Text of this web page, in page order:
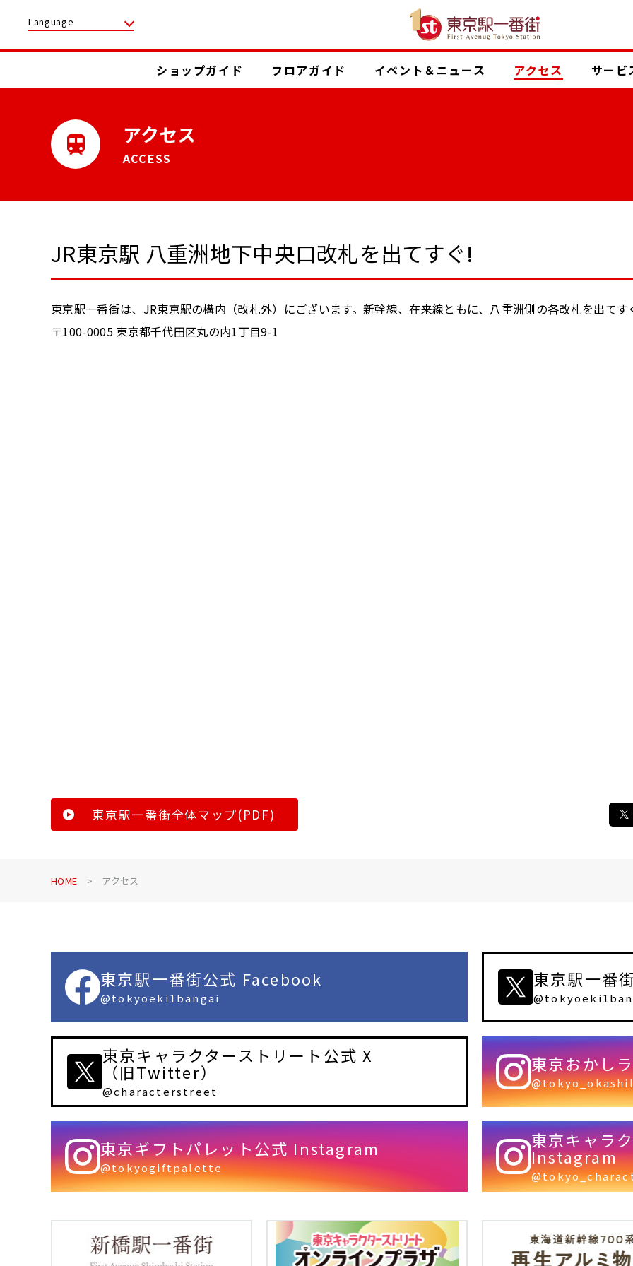
Language
ショップガイド フロアガイド イベント ＆ニュース アクセス サービ
アクセス
ACCESS
JR東京駅 八重洲地下中央口改札を出てすぐ!
東京駅一番街は、JR東京駅の構内（改札外）にございます。新幹線、在来線ともに、八重洲側の各改札を出てす
〒100-0005 東京都千代田区丸の内1丁目9-1
東京駅一番街全体マップ(PDF)
HOME アクセス
東京駅一番街公式 Facebook
@tokyoeki1bangai
東京駅一番
東京キャラクターストリート公式 X
（旧Twitter）
@characterstreet
東京おかし
東京ギフトパレット公式 Instagram
@tokyogiftpalette
東京キャラ
Instagram